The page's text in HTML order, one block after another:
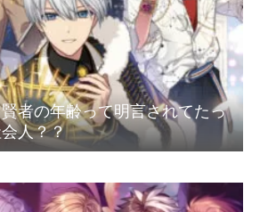
賢者の年齢って明言されてたっ
人？？